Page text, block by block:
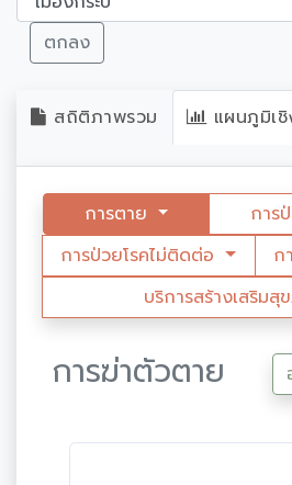
ตกลง
สถิติภาพรวม แผนภูมิเชิ
การตาย
การ
การป่วยโรคไม่ติดต่อ
ก
บริการสร้างเสริมสุ
การฆ่าตัวตาย